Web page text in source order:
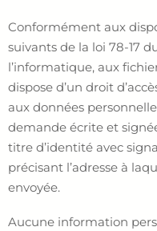
Conformément aux
suivants de la loi 78-17
l’informatique, aux
dispose d’un droit
aux données
demande écrite et
titre d’identité avec
précisant l’adresse à
envoyée.
Aucune information